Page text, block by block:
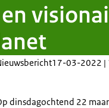
17-03-2022 |
dinsdagochtend 22